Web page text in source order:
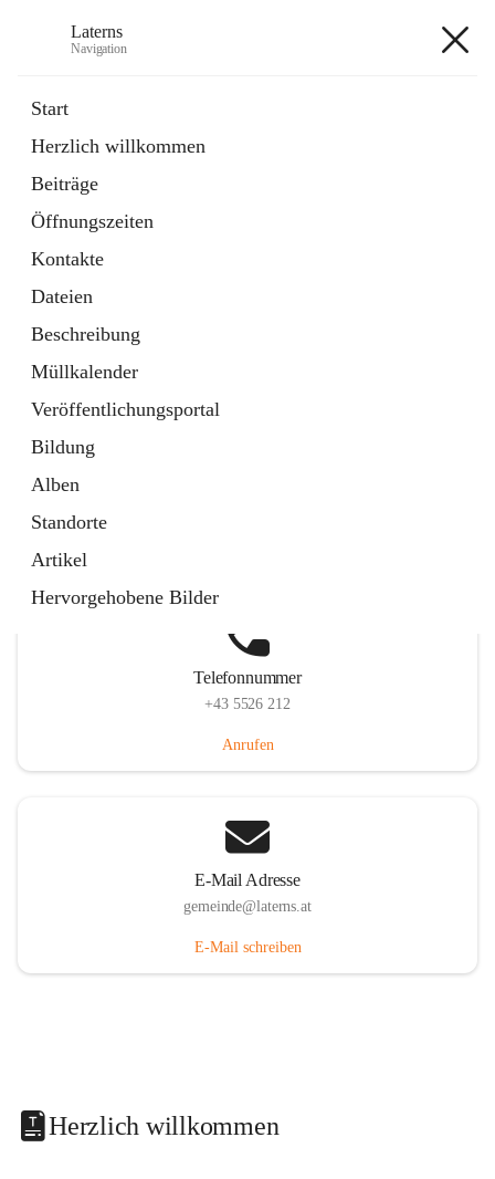
Laterns
Navigation
Start
Herzlich willkommen
Beiträge
Öffnungszeiten
Kontakte
Dateien
Beschreibung
Müllkalender
Veröffentlichungsportal
Bildung
Alben
Standorte
Artikel
Hervorgehobene Bilder
11 Schnellzugriffe
Soziales
1 Schnellzugriff
Telefonnummer
+43 5526 212
Anrufen
E-Mail Adresse
gemeinde@laterns.at
E-Mail schreiben
Herzlich willkommen